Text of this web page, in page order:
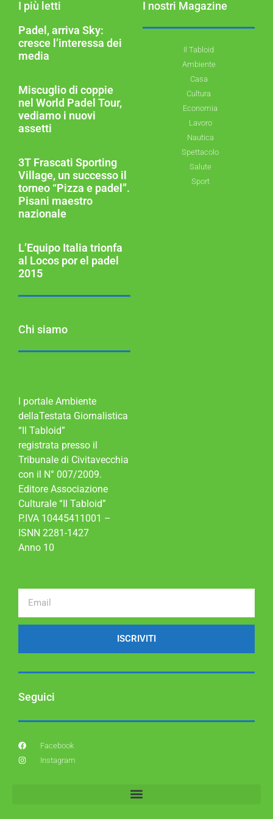
I più letti
Padel, arriva Sky:
cresce l’interessa dei
media
Miscuglio di coppie
nel World Padel Tour,
vediamo i nuovi
assetti
3T Frascati Sporting
Village, un successo il
torneo “Pizza e padel”.
Pisani maestro
nazionale
L’Equipo Italia trionfa
al Locos por el padel
2015
I nostri Magazine
Il Tabloid
Ambiente
Casa
Cultura
Economia
Lavoro
Nautica
Spettacolo
Salute
Sport
Chi siamo
l portale Ambiente
dellaTestata Giornalistica
“Il Tabloid”
registrata presso il
Tribunale di Civitavecchia
con il N° 007/2009.
Editore Associazione
Culturale “Il Tabloid”
P.IVA 10445411001 –
ISNN 2281-1427
Anno 10
ISCRIVITI
Seguici
Facebook
Instagram